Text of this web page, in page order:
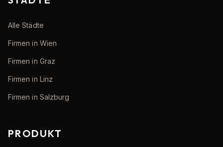
Alle Städte
Firmen in Wien
Firmen in Graz
Firmen in Linz
Firmen in Salzburg
PRODUKT